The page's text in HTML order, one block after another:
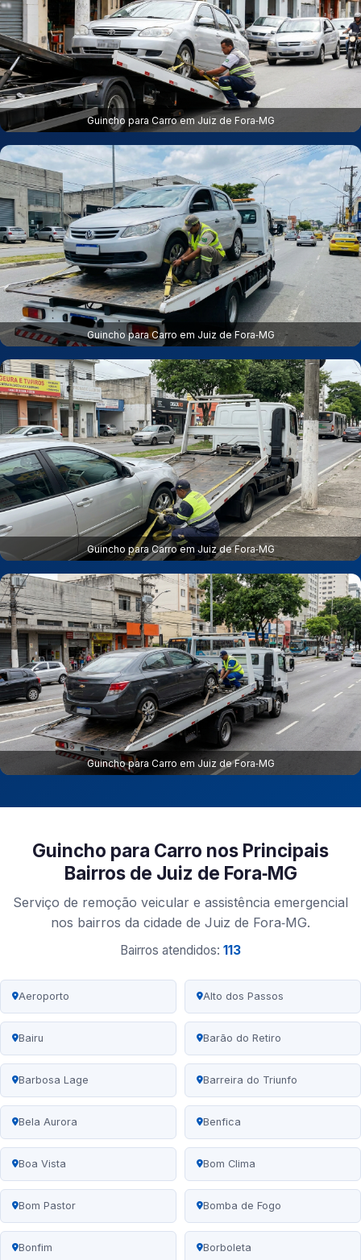
Guincho para Carro em Juiz de Fora‑MG
Guincho para Carro em Juiz de Fora‑MG
Guincho para Carro em Juiz de Fora‑MG
Guincho para Carro em Juiz de Fora‑MG
Guincho para Carro nos Principais
Bairros de Juiz de Fora‑MG
Serviço de remoção veicular e assistência emergencial
nos bairros da cidade de Juiz de Fora‑MG.
Bairros atendidos: 113
Aeroporto Alto dos Passos
Bairu Barão do Retiro
Barbosa Lage Barreira do Triunfo
Bela Aurora Benfica
Boa Vista Bom Clima
Bom Pastor Bomba de Fogo
Bonfim Borboleta